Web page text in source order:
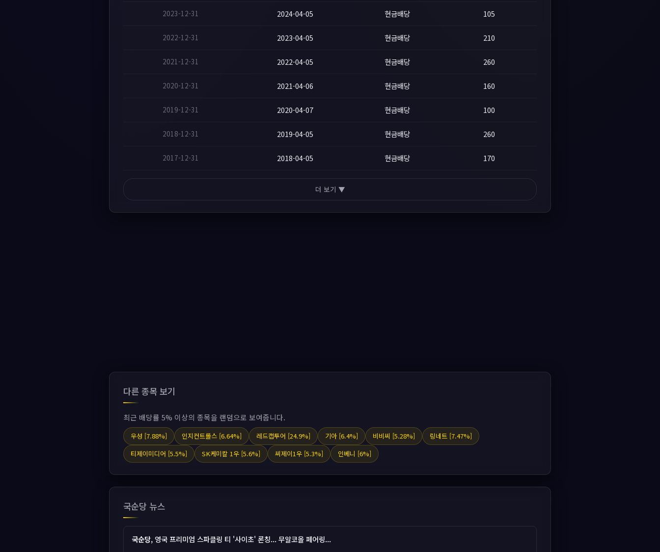
2023-12-31 2024-04-05 현금배당 105
2022-12-31 2023-04-05 현금배당 210
2021-12-31 2022-04-05 현금배당 260
2020-12-31 2021-04-06 현금배당 160
2019-12-31 2020-04-07 현금배당 100
2018-12-31 2019-04-05 현금배당 260
2017-12-31 2018-04-05 현금배당 170
더 보기 ▼
다른 종목 보기
최근 배당률 5% 이상의 종목을 랜덤으로 보여줍니다.
우성 [7.88%] 인지컨트롤스 [6.64%] 레드캡투어 [24.9%] 기아 [6.4%] 비비씨 [5.28%]
링네트 [7.47%]
티제이미디어 [5.5%]
SK케미칼 1우 [5.6%] 씨제이1우 [5.3%] 인베니 [6%]
국순당 뉴스
국순당, 영국 프리미엄 스파클링 티 '사이초' 론칭... 무알코올 페어링...